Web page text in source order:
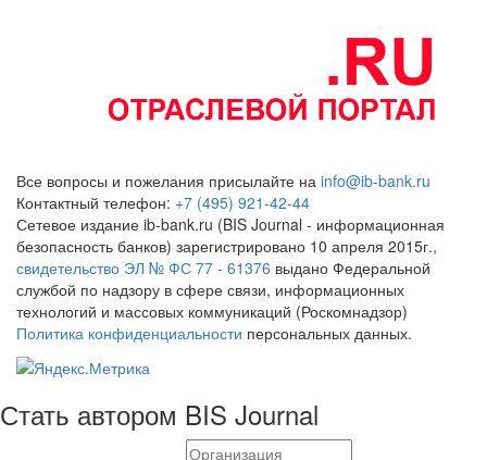
Все вопросы и пожелания присылайте на info@ib-bank.ru
Контактный телефон: +7 (495) 921-42-44
Сетевое издание ib-bank.ru (BIS Journal - информационная
безопасность банков) зарегистрировано 10 апреля 2015г.,
свидетельство ЭЛ № ФС 77 - 61376 выдано Федеральной
службой по надзору в сфере связи, информационных
технологий и массовых коммуникаций (Роскомнадзор)
Политика конфиденциальности персональных данных.
Стать автором BIS Journal